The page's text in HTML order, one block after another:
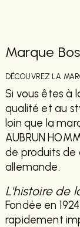
Marque
DÉCOUVREZ LA
Si vous êtes à
qualité et au
loin que la
AUBRUN
de produits
allemande.
L'histoire de
Fondée en
rapidement